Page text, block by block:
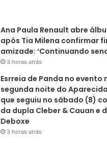
Ana Paula Renault abre
após Tia Milena confirmar
amizade: ‘Continuando
3 horas atrás
Esrreia de Panda no evento
segunda noite do
que seguiu no sábado (8)
da dupla Cleber & Cauan e
Deboxe
3 horas atrás